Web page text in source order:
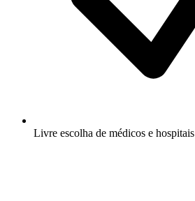
Livre escolha de médicos e hospitais